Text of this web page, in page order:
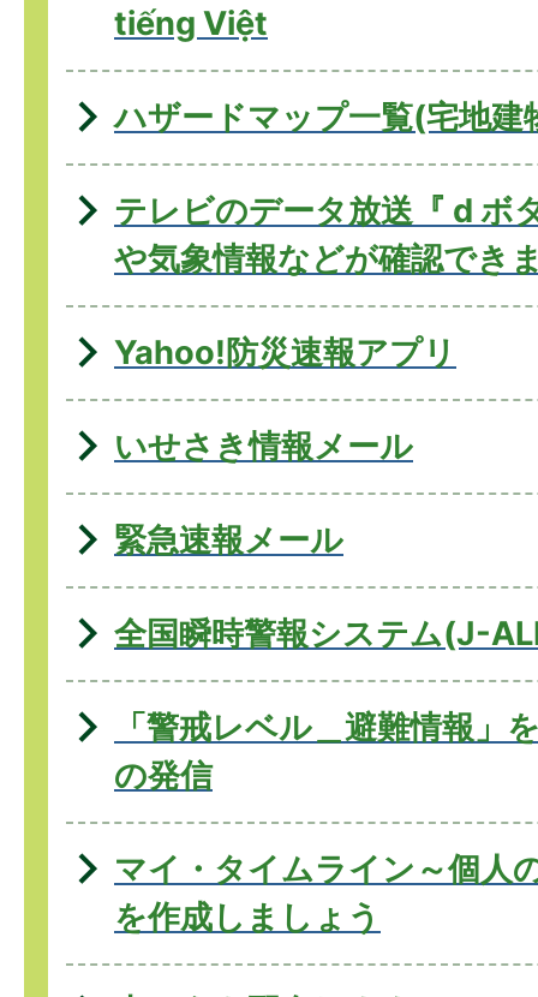
tiếng Việt
ハザードマップ一覧(宅地建
テレビのデータ放送『 d ボ
や気象情報などが確認でき
Yahoo!防災速報アプリ
いせさき情報メール
緊急速報メール
全国瞬時警報システム(J-
「警戒レベル＿避難情報」
の発信
マイ・タイムライン～個人
を作成しましょう